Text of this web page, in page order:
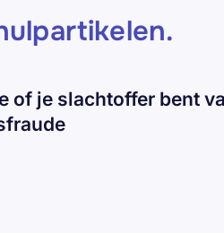
.
of je slachtoffer bent